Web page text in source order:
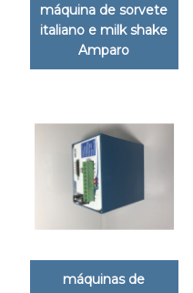
máquina de sorvete
italiano e milk shake
Amparo
máquinas de